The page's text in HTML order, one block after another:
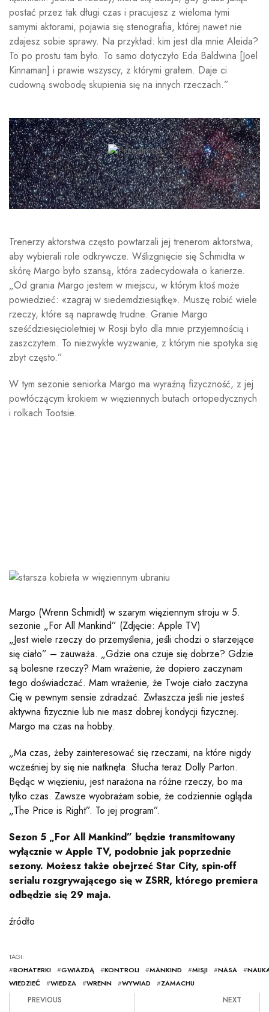
postać przez tak długi czas i pracujesz z wieloma tymi
samymi aktorami, pojawia się stenografia, której nawet nie
zdajesz sobie sprawy. Na przykład: kim jest dla mnie Aleida?
To po prostu tam było. To samo dotyczyło Eda Baldwina [Joel
Kinnaman] i prawie wszyscy, z którymi grałem. Daje ci
cudowną swobodę skupienia się na innych rzeczach.”
Trenerzy aktorstwa często powtarzali jej trenerom aktorstwa,
aby wybierali role odkrywcze. Wślizgnięcie się Schmidta w
skórę Margo było szansą, która zadecydowała o karierze.
„Od grania Margo jestem w miejscu, w którym ktoś może
powiedzieć: «zagraj w siedemdziesiątkę». Muszę robić wiele
rzeczy, które są naprawdę trudne. Granie Margo
sześćdziesięcioletniej w Rosji było dla mnie przyjemnością i
zaszczytem. To niezwykłe wyzwanie, z którym nie spotyka się
zbyt często.”
W tym sezonie seniorka Margo ma wyraźną fizyczność, z jej
powłóczącym krokiem w więziennych butach ortopedycznych
i rolkach Tootsie.
Margo (Wrenn Schmidt) w szarym więziennym stroju w 5.
sezonie „For All Mankind” (Zdjęcie: Apple TV)
„Jest wiele rzeczy do przemyślenia, jeśli chodzi o starzejące
się ciało” – zauważa. „Gdzie ona czuje się dobrze? Gdzie
są bolesne rzeczy? Mam wrażenie, że dopiero zaczynam
tego doświadczać. Mam wrażenie, że Twoje ciało zaczyna
Cię w pewnym sensie zdradzać. Zwłaszcza jeśli nie jesteś
aktywna fizycznie lub nie masz dobrej kondycji fizycznej.
Margo ma czas na hobby.
„Ma czas, żeby zainteresować się rzeczami, na które nigdy
wcześniej by się nie natknęła. Słucha teraz Dolly Parton.
Będąc w więzieniu, jest narażona na różne rzeczy, bo ma
tylko czas. Zawsze wyobrażam sobie, że codziennie ogląda
„The Price is Right”. To jej program”.
Sezon 5 „For All Mankind” będzie transmitowany
wyłącznie w Apple TV, podobnie jak poprzednie
sezony. Możesz także obejrzeć Star City, spin-off
serialu rozgrywającego się w ZSRR, którego premiera
odbędzie się 29 maja.
źródło
TAGI:
#BOHATERKI #GWIAZDĄ #KONTROLI #MANKIND #MISJI #NASA #
WIEDZIEĆ
#WIEDZA #WRENN #WYWIAD #ZAMACHU
PREVIOUS NEXT